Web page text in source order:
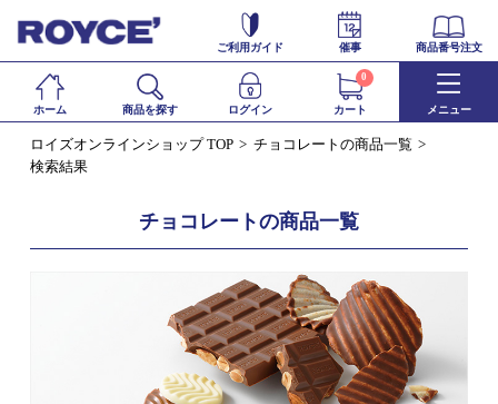
ご利用ガイド 催事 商品番号注文
ホーム 商品を探す ログイン カート
0
メニュー
ロイズオンラインショップ TOP
チョコレートの商品一覧
検索結果
チョコレートの商品一覧